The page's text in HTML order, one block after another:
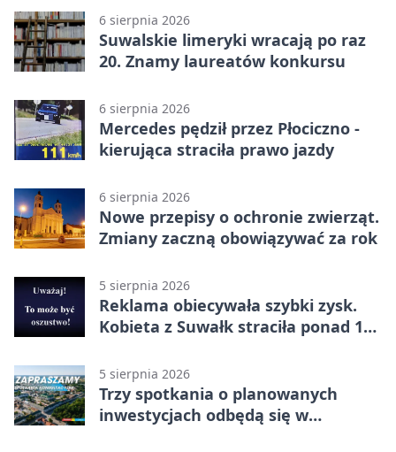
6 sierpnia 2026
Suwalskie limeryki wracają po raz
20. Znamy laureatów konkursu
6 sierpnia 2026
Mercedes pędził przez Płociczno -
kierująca straciła prawo jazdy
6 sierpnia 2026
Nowe przepisy o ochronie zwierząt.
Zmiany zaczną obowiązywać za rok
5 sierpnia 2026
Reklama obiecywała szybki zysk.
Kobieta z Suwałk straciła ponad 190
5 sierpnia 2026
Trzy spotkania o planowanych
inwestycjach odbędą się w